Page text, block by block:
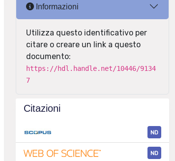
Informazioni
Utilizza questo identificativo per
citare o creare un link a questo
documento:
https://hdl.handle.net/10446/9134
7
Citazioni
ND
ND